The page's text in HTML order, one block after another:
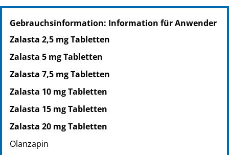
PZN: 09097633
PPN: 110909763311
PZN: 09097627
PZN: 09097656
PPN: 110909765664
Gebrauchsinformation: Information für Anwender
Zalasta 2,5 mg Tabletten
Zalasta 5 mg Tabletten
Zalasta 7,5 mg Tabletten
Zalasta 10 mg Tabletten
Zalasta 15 mg Tabletten
Zalasta 20 mg Tabletten
Olanzapin